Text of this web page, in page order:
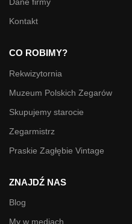
Dane firmy
Kontakt
CO ROBIMY?
Rekwizytornia
Muzeum Polskich Zegarów
Skupujemy starocie
Zegarmistrz
Praskie Zagłębie Vintage
ZNAJDŹ NAS
Blog
My w mediach